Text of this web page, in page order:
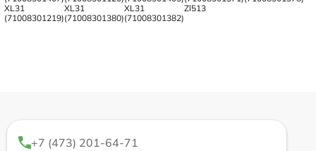
XL31
(71008301219)
XL31
(71008301380)
XL31
(71008301382)
Zl513
+7 (473) 201-64-71